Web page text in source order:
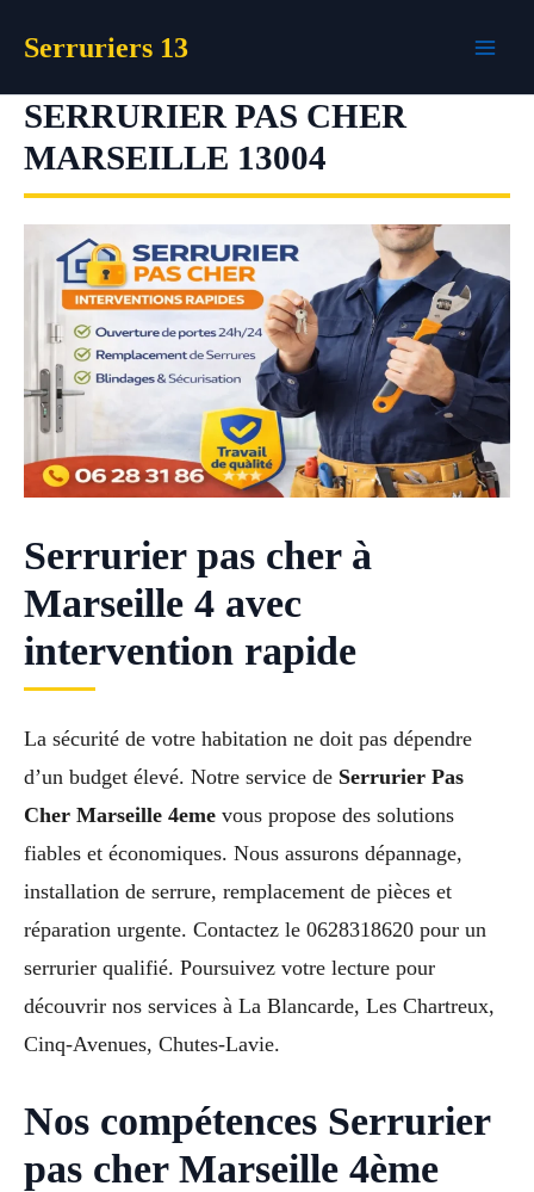
Serruriers 13
SERRURIER PAS CHER
MARSEILLE 13004
Serrurier pas cher à
Marseille 4 avec
intervention rapide
La sécurité de votre habitation ne doit pas dépendre
d’un budget élevé. Notre service de Serrurier Pas
Cher Marseille 4eme vous propose des solutions
fiables et économiques. Nous assurons dépannage,
installation de serrure, remplacement de pièces et
réparation urgente. Contactez le 0628318620 pour un
serrurier qualifié. Poursuivez votre lecture pour
découvrir nos services à La Blancarde, Les Chartreux,
Cinq-Avenues, Chutes-Lavie.
Nos compétences Serrurier
pas cher Marseille 4ème